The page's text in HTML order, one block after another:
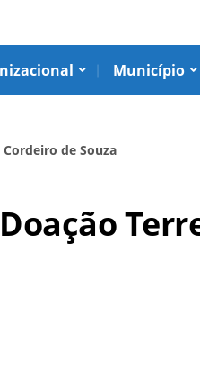
Município
Cordeiro de Souza